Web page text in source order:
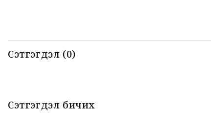
Сэтгэгдэл (0)
Сэтгэгдэл бичих